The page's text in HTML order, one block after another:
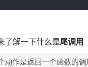
了解一下什么是尾调用
动作是返回一个函数的